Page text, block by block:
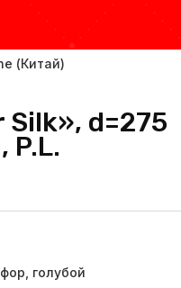
(Китай)
Silk», d=275
P.L.
голубой